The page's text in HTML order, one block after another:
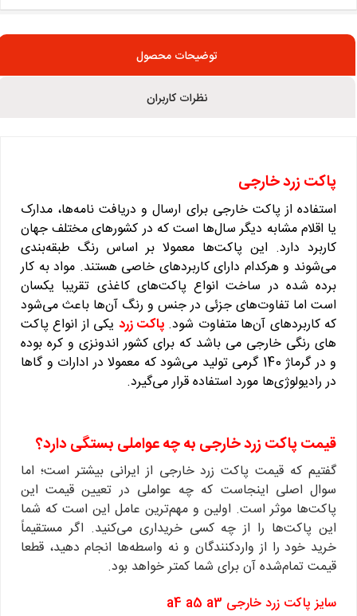
توضیحات محصول
نظرات کاربران
پاکت زرد خارجی
استفاده از پاکت‌ خارجی برای ارسال و دریافت نامه‌ها، مدارک
یا اقلام مشابه دیگر سال‌ها است که در کشورهای مختلف جهان
کاربرد دارد. این پاکت‌ها معمولا بر اساس رنگ طبقه‌بندی
می‌شوند و هرکدام دارای کاربردهای خاصی هستند. مواد به کار
برده شده در ساخت انواع پاکت‌های کاغذی تقریبا یکسان
است اما تفاوت‌های جزئی در جنس و رنگ آن‌ها باعث می‌شود
که کاربردهای آن‌ها متفاوت شود. پاکت زرد یکی از انواع پاکت
های رنگی خارجی می باشد که برای کشور اندونزی و کره بوده
و در گرماژ 140 گرمی تولید می‌شود که معمولا در ادارات و گاها
در رادیولوژی‌ها مورد استفاده قرار می‌گیرد.
قیمت پاکت زرد خارجی به چه عواملی بستگی دارد؟
گفتیم که قیمت پاکت زرد خارجی از ایرانی بیشتر است؛ اما
سوال اصلی اینجاست که چه عواملی در تعیین قیمت این
پاکت‌ها موثر است. اولین و مهم‌ترین عامل این است که شما
این پاکت‌ها را از چه کسی خریداری می‌کنید. اگر مستقیماً
خرید خود را از واردکنندگان و نه واسطه‌ها انجام دهید، قطعا
قیمت تمام‌شده آن برای شما کمتر خواهد بود.
سایز پاکت زرد خارجی a4 a5 a3